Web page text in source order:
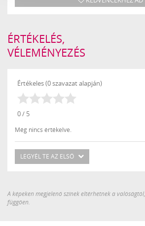
ÉRTÉKELÉS,
VÉLEMÉNYEZÉS
Értékeles (0 szavazat alapján)
0 / 5
Még nincs értékelve.
LEGYÉL TE AZ ELSŐ
A képeken megjelenő színek eltérhetnek a
függően.